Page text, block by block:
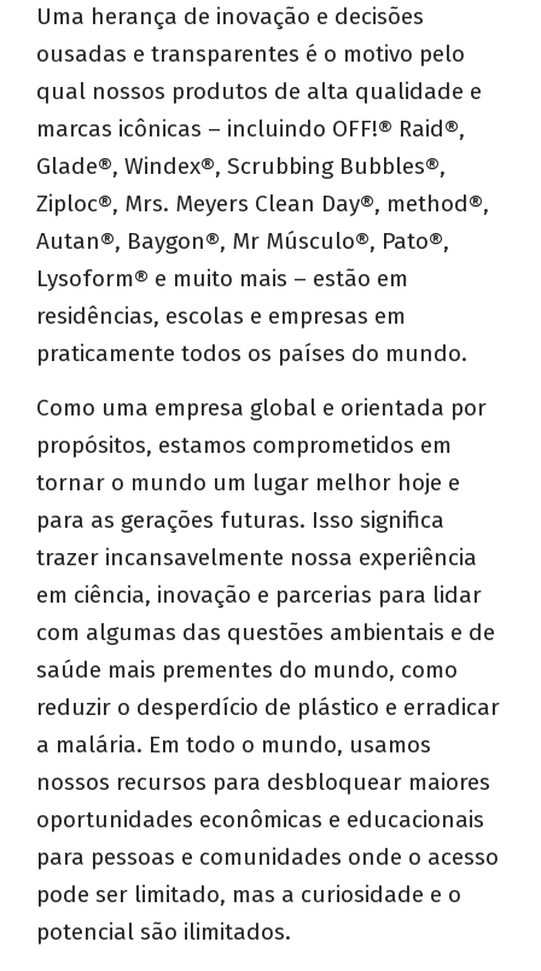
Uma herança de inovação e decisões
ousadas e transparentes é o motivo pelo
qual nossos produtos de alta qualidade e
marcas icônicas – incluindo OFF!® Raid®,
Glade®, Windex®, Scrubbing Bubbles®,
Ziploc®, Mrs. Meyers Clean Day®, method®,
Autan®, Baygon®, Mr Músculo®, Pato®,
Lysoform® e muito mais – estão em
residências, escolas e empresas em
praticamente todos os países do mundo.
Como uma empresa global e orientada por
propósitos, estamos comprometidos em
tornar o mundo um lugar melhor hoje e
para as gerações futuras. Isso significa
trazer incansavelmente nossa experiência
em ciência, inovação e parcerias para lidar
com algumas das questões ambientais e de
saúde mais prementes do mundo, como
reduzir o desperdício de plástico e erradicar
a malária. Em todo o mundo, usamos
nossos recursos para desbloquear maiores
oportunidades econômicas e educacionais
para pessoas e comunidades onde o acesso
pode ser limitado, mas a curiosidade e o
potencial são ilimitados.